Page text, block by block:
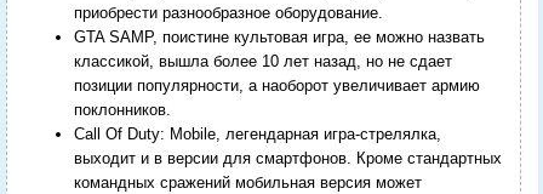
приобрести разнообразное оборудование.
GTA SAMP, поистине культовая игра, ее можно назвать
классикой, вышла более 10 лет назад, но не сдает
позиции популярности, а наоборот увеличивает армию
поклонников.
Call Of Duty: Mobile, легендарная игра-стрелялка,
выходит и в версии для смартфонов. Кроме стандартных
командных сражений мобильная версия может